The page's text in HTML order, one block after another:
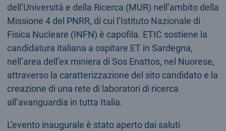
dell’Università e della Ricerca (MUR) nell’ambito della
Missione 4 del PNRR, di cui l’Istituto Nazionale di
Fisica Nucleare (INFN) è capofila. ETIC sostiene la
candidatura italiana a ospitare ET in Sardegna,
nell’area dell’ex miniera di Sos Enattos, nel Nuorese,
attraverso la caratterizzazione del sito candidato e la
creazione di una rete di laboratori di ricerca
all’avanguardia in tutta Italia.
L’evento inaugurale è stato aperto dai saluti